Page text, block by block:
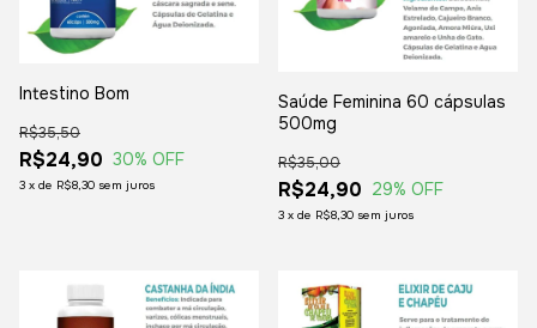
Intestino Bom
R$24,90
R$35,50
30% OFF
3 x de R$8,30 sem juros
Saúde Feminina 60 cápsulas
500mg
R$24,90
R$35,00
29% OFF
3 x de R$8,30 sem juros